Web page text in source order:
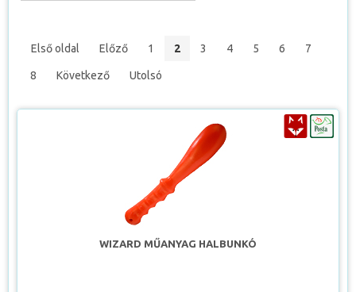
Első oldal Előző 1 2 3 4 5 6 7
8 Következő Utolsó
WIZARD MŰANYAG HALBUNKÓ